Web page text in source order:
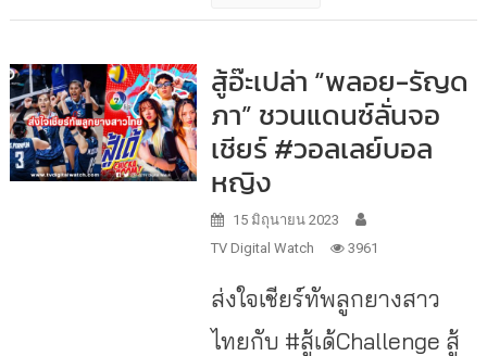
สู้อ๊ะเปล่า “พลอย-รัญด
ภา” ชวนแดนซ์ลั่นจอ
เชียร์ #วอลเลย์บอล
หญิง
15 มิถุนายน 2023
TV Digital Watch
3961
ส่งใจเชียร์ทัพลูกยางสาว
ไทยกับ #สู้เด้Challenge สู้